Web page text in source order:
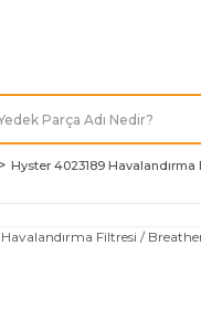
Hyster 4023189